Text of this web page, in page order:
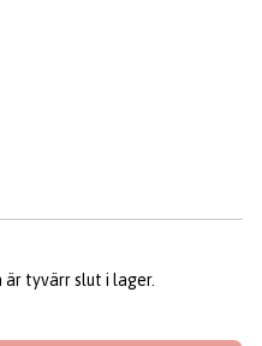
tyvärr slut i lager.